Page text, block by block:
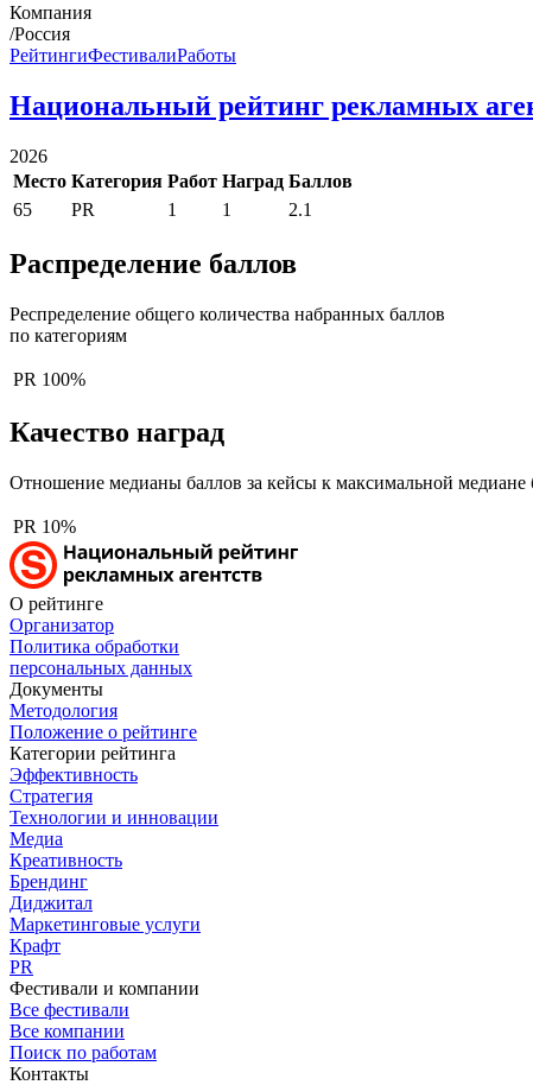
Компания
/Россия
РейтингиФестивалиРаботы
Национальный рейтинг рекламных
2026
Место Категория Работ Наград Баллов
65
PR 1 1 2.1
Распределение баллов
Респределение общего количества набранных баллов
по категориям
PR 100%
Качество наград
Отношение медианы баллов за кейсы к максимальной медиане
PR 10%
О рейтинге
Организатор
Политика обработки
персональных данных
Документы
Методология
Положение о рейтинге
Категории рейтинга
Эффективность
Стратегия
Технологии и инновации
Медиа
Креативность
Брендинг
Диджитал
Маркетинговые услуги
Крафт
PR
Фестивали и компании
Все фестивали
Все компании
Поиск по работам
Контакты